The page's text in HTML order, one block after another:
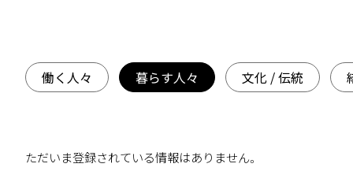
働く人々 暮らす人々 文化 / 伝統
ただいま登録されている情報はありません。